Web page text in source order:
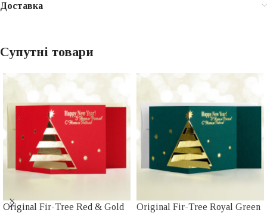
Доставка
Супутні товари
Original Fir-Tree Red & Gold
Original Fir-Tree Royal Green